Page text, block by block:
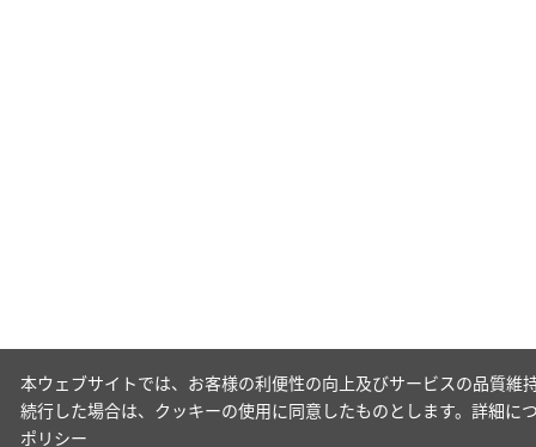
本ウェブサイトでは、お客様の利便性の向上及びサービスの品質
続行した場合は、クッキーの使用に同意したものとします。詳細
ポリシー